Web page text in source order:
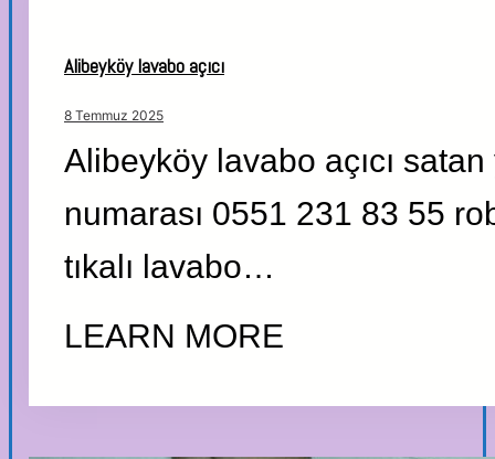
Alibeyköy lavabo açıcı
8 Temmuz 2025
Alibeyköy lavabo açıcı
numarası 0551 231 83 55
tıkalı lavabo…
LEARN MORE